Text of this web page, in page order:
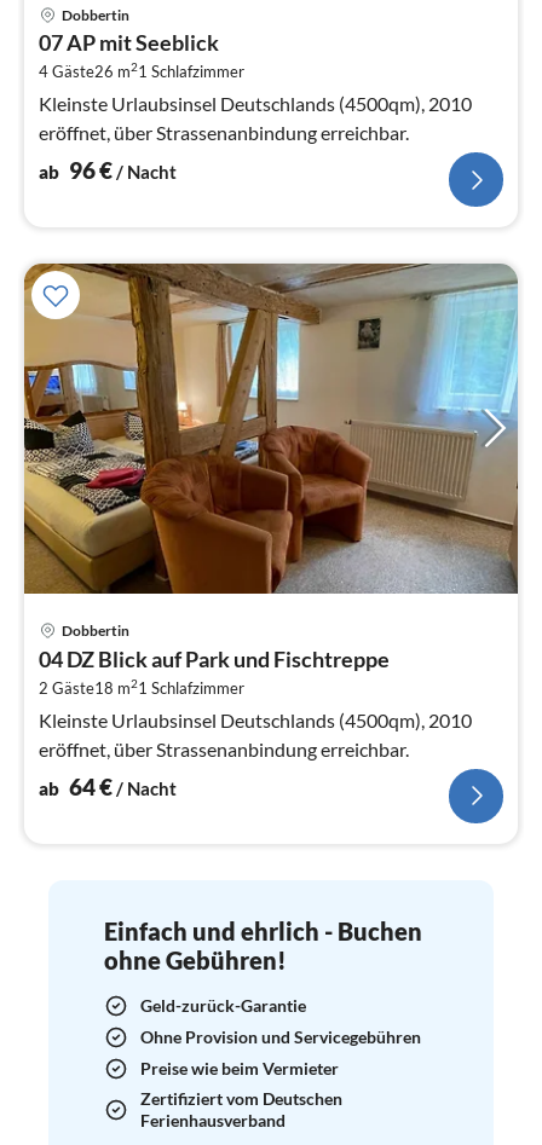
Dobbertin
07 AP mit Seeblick
4 Gäste26 m21 Schlafzimmer
Kleinste Urlaubsinsel Deutschlands (4500qm), 2010
eröffnet, über Strassenanbindung erreichbar.
ab 96€/ Nacht
Dobbertin
04 DZ Blick auf Park und Fischtreppe
2 Gäste18 m21 Schlafzimmer
Kleinste Urlaubsinsel Deutschlands (4500qm), 2010
eröffnet, über Strassenanbindung erreichbar.
ab 64€/ Nacht
Einfach und ehrlich - Buchen
ohne Gebühren!
Geld-zurück-Garantie
Ohne Provision und Servicegebühren
Preise wie beim Vermieter
Zertifiziert vom Deutschen
Ferienhausverband